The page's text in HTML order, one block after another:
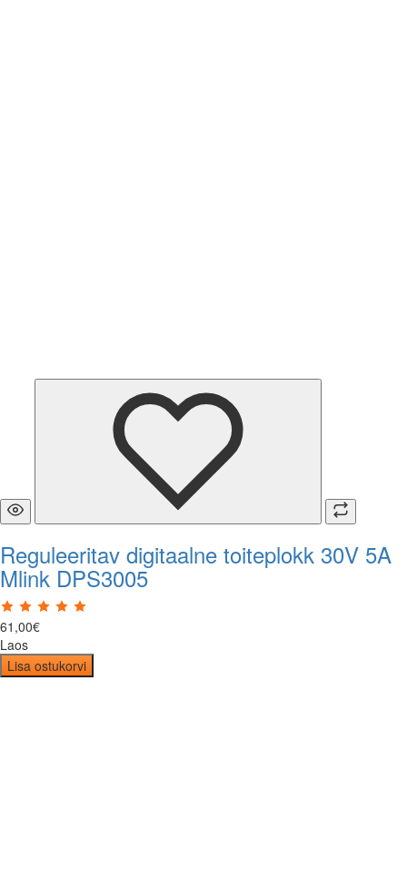
Reguleeritav digitaalne toiteplokk 30V 5A
Mlink DPS3005
61 ,00€
Laos
Lisa ostukorvi